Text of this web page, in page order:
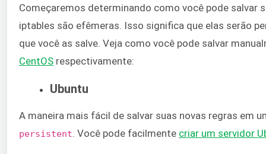
Começaremos determinando como você pode salvar
iptables são efêmeras. Isso significa que elas serão
que você as salve. Veja como você pode salvar
CentOS ​ respectivamente:
Ubuntu
A maneira mais fácil de salvar suas novas regras em
persistent​. Você pode facilmente ​criar um servidor